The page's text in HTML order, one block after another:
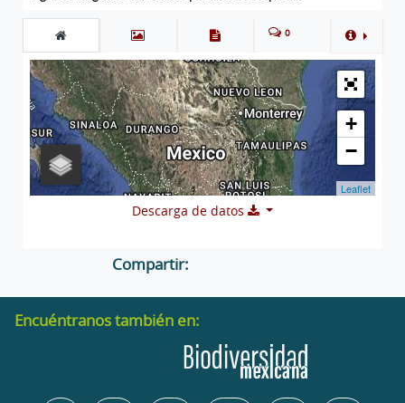
0
+
−
Leaflet
Descarga de datos
Compartir:
Encuéntranos también en: